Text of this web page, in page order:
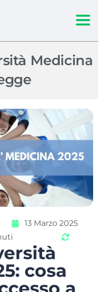
Medicina
13 Marzo 2025
cosa